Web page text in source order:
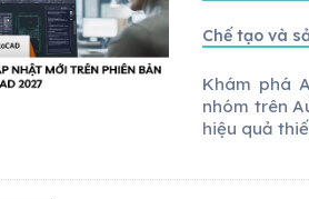
Chế tạo và
Khám phá
nhóm trên
hiệu quả